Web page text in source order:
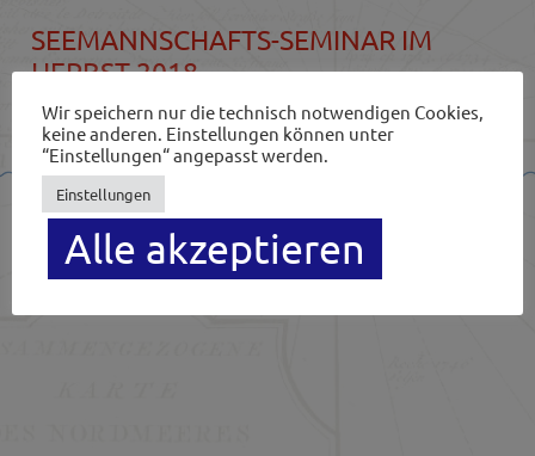
SEEMANNSCHAFTS-SEMINAR IM
HERBST 2018
Impressum
Newsletter
Datenschutzerklärung
Wir speichern nur die technisch notwendigen Cookies,
keine anderen. Einstellungen können unter
“Einstellungen“ angepasst werden.
Einstellungen
Alle akzeptieren